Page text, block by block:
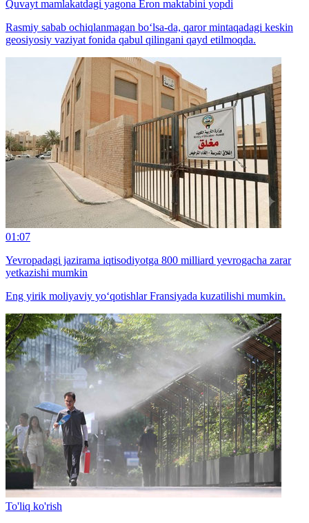
Quvayt mamlakatdagi yagona Eron maktabini yopdi
Rasmiy sabab ochiqlanmagan bo‘lsa-da, qaror mintaqadagi keskin
geosiyosiy vaziyat fonida qabul qilingani qayd etilmoqda.
01:07
Yevropadagi jazirama iqtisodiyotga 800 milliard yevrogacha zarar
yetkazishi mumkin
Eng yirik moliyaviy yo‘qotishlar Fransiyada kuzatilishi mumkin.
To'liq ko'rish